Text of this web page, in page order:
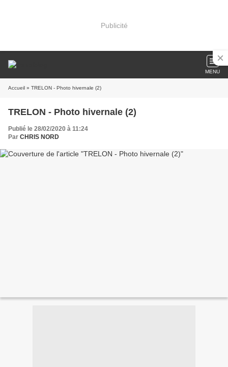
Publicité
MENU
Accueil » TRELON - Photo hivernale (2)
TRELON - Photo hivernale (2)
Publié le 28/02/2020 à 11:24
Par CHRIS NORD